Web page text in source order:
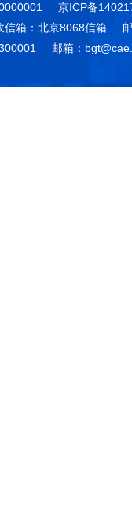
京ICP备
信箱：北京8068信箱
邮箱：